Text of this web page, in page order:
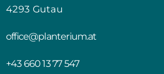
4293 Gutau
office@planterium.at
+43 660 13 77 547